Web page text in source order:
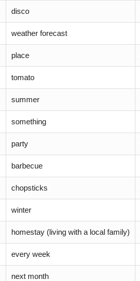
disco
weather forecast
place
tomato
summer
something
party
barbecue
chopsticks
winter
homestay (living with a local family)
every week
next month